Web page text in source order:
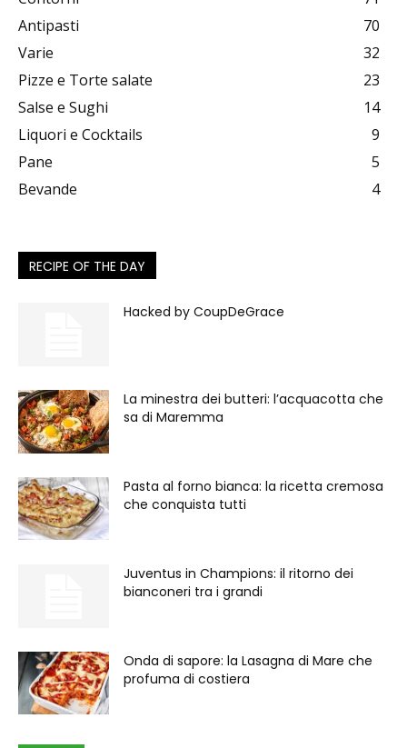
Antipasti
70
Varie
32
Pizze e Torte salate
23
Salse e Sughi
14
Liquori e Cocktails
9
Pane
5
Bevande
4
RECIPE OF THE DAY
Hacked by CoupDeGrace
La minestra dei butteri: l’acquacotta che
sa di Maremma
Pasta al forno bianca: la ricetta cremosa
che conquista tutti
Juventus in Champions: il ritorno dei
bianconeri tra i grandi
Onda di sapore: la Lasagna di Mare che
profuma di costiera